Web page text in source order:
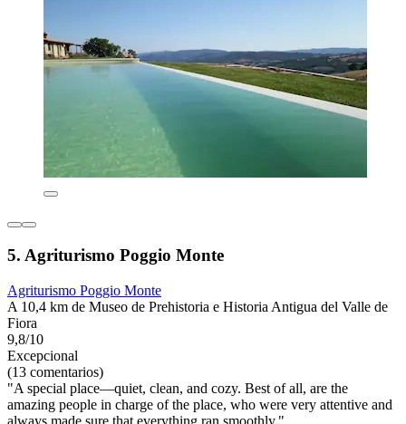
5. Agriturismo Poggio Monte
Agriturismo Poggio Monte
A 10,4 km de Museo de Prehistoria e Historia Antigua del Valle de
Fiora
9,8/10
Excepcional
(13 comentarios)
"A special place—quiet, clean, and cozy. Best of all, are the
amazing people in charge of the place, who were very attentive and
always made sure that everything ran smoothly."